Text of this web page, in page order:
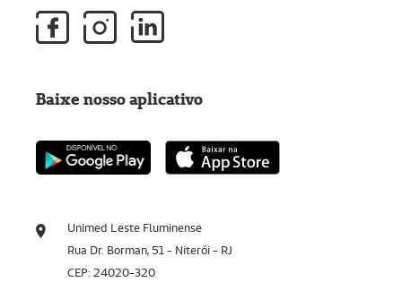
Unimed Leste Fluminense
Rua Dr. Borman, 51 - Niterói - RJ
CEP: 24020-320
Baixe nosso aplicativo